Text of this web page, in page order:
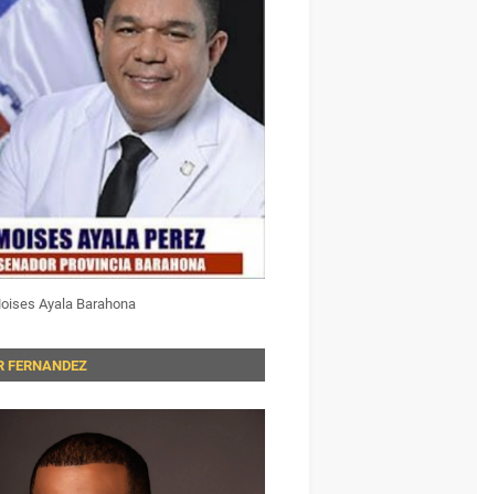
Ayala Barahona
FERNANDEZ